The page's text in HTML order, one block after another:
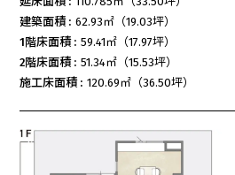
建築面積 : 62.93㎡（19.03坪）
1階床面積 : 59.41㎡（17.97坪）
2階床面積 : 51.34㎡（15.53坪）
施工床面積 : 120.69㎡（36.50坪）